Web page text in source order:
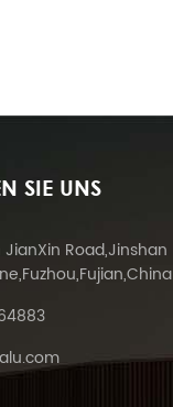
SIE UNS
JianXin Road,Jinshan